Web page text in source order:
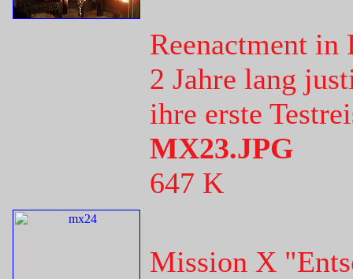
Reenactment in
2 Jahre lang
ihre erste
MX23.JPG
647 K
Mission X